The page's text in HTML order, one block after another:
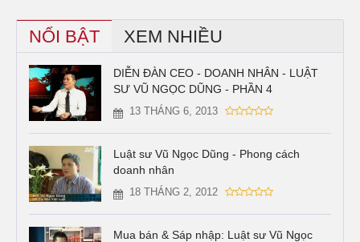
NỔI BẬT XEM NHIỀU
DIỄN ĐÀN CEO - DOANH NHÂN - LUẬT
SƯ VŨ NGỌC DŨNG - PHẦN 4
13 THÁNG 6, 2013
Luật sư Vũ Ngọc Dũng - Phong cách
doanh nhân
18 THÁNG 2, 2012
Mua bán & Sáp nhập: Luật sư Vũ Ngọc